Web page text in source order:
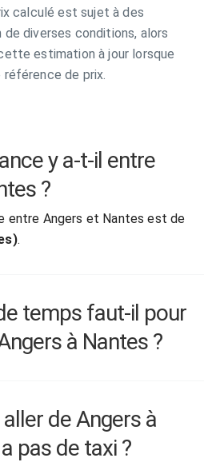
calculé est sujet à des
diverses conditions, alors
estimation à jour lorsque
de prix.
y a-t-il entre
?
entre Angers et Nantes est de
.
temps faut-il pour
à Nantes ?
de Angers à
pas de taxi ?